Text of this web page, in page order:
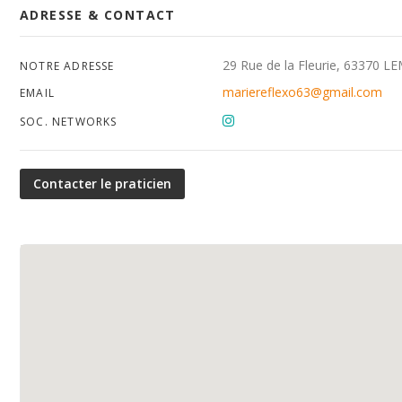
ADRESSE & CONTACT
NOTRE ADRESSE 29 Rue de la Fleurie, 63370
EMAIL mariereflexo63@gmail.com
SOC. NETWORKS
Contacter le praticien